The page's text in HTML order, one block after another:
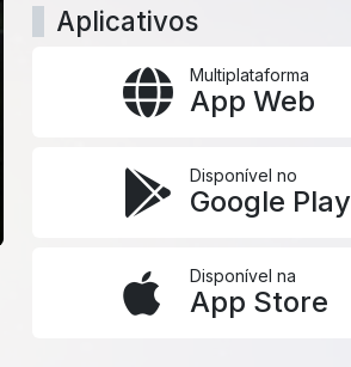
Aplicativos
Multiplataforma
App Web
Disponível no
Google Play
Disponível na
App Store